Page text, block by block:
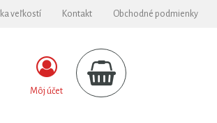
veľkostí Kontakt Obchodné podmienky
Môj účet